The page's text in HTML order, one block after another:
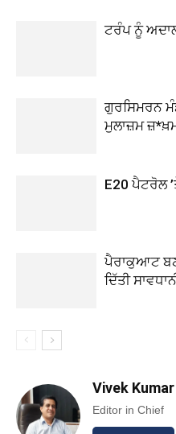
ਟਰੰਪ ਨੂੰ
ਗੁਰਸਿਮਰਨ
ਮੁਲਾਜ਼ਮ
E20 ਪੈਟਰੋਲ
ਪੈਰਾਕੁਆਟ ਬਣ
ਦਿੱਤੀ
Vivek Kumar
Editor in Chief